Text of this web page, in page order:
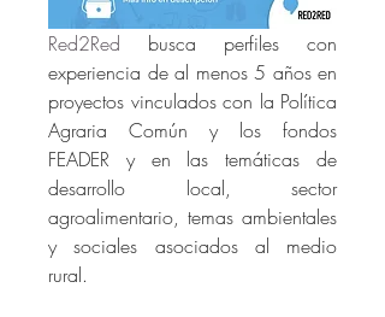
Red2Red busca perfiles con
experiencia de al menos 5 años en
proyectos vinculados con la Política
Agraria Común y los fondos
FEADER y en las temáticas de
desarrollo local, sector
agroalimentario, temas ambientales
y sociales asociados al medio
rural.